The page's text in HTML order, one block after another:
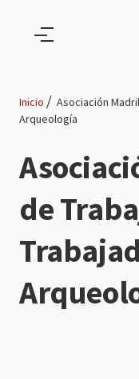
de
navegación
Inicio
Asociación
Arqueología
de